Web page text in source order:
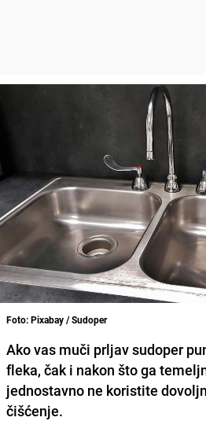
Foto: Pixabay / Sudoper
Ako vas muči prljav sudoper
fleka, čak i nakon što ga
jednostavno ne koristite
čišćenje.